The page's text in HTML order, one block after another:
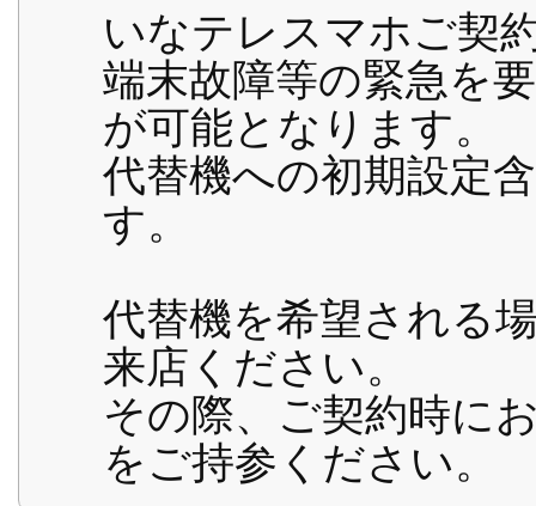
いなテレスマホご契
端末故障等の緊急を
が可能となります。
代替機への初期設定
す。
代替機を希望される
来店ください。
その際、ご契約時に
をご持参ください。